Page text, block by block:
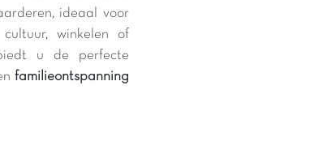
ideaal voor
winkelen of
u de perfecte
familieontspanning